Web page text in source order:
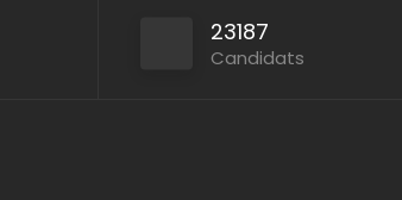
ABIL Ressources
23187
Candidats